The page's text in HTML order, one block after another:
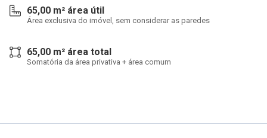
65,00 m² área útil
Área exclusiva do imóvel, sem considerar as paredes
65,00 m² área total
Somatória da área privativa + área comum